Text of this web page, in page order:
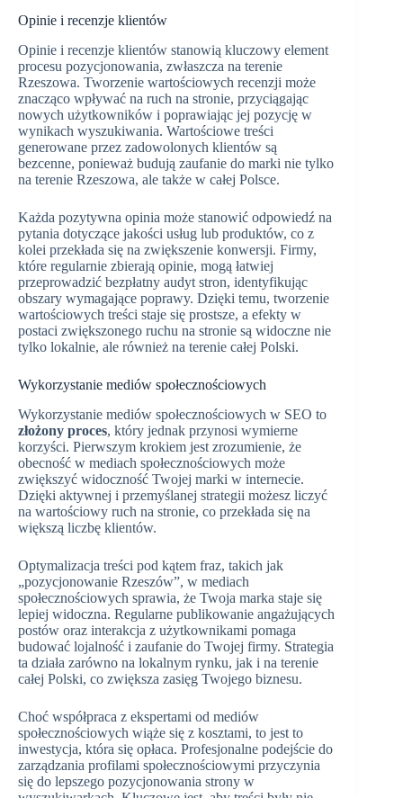
Opinie i recenzje klientów
Opinie i recenzje klientów stanowią kluczowy element
procesu pozycjonowania, zwłaszcza na terenie
Rzeszowa. Tworzenie wartościowych recenzji może
znacząco wpływać na ruch na stronie, przyciągając
nowych użytkowników i poprawiając jej pozycję w
wynikach wyszukiwania. Wartościowe treści
generowane przez zadowolonych klientów są
bezcenne, ponieważ budują zaufanie do marki nie tylko
na terenie Rzeszowa, ale także w całej Polsce.
Każda pozytywna opinia może stanowić odpowiedź na
pytania dotyczące jakości usług lub produktów, co z
kolei przekłada się na zwiększenie konwersji. Firmy,
które regularnie zbierają opinie, mogą łatwiej
przeprowadzić bezpłatny audyt stron, identyfikując
obszary wymagające poprawy. Dzięki temu, tworzenie
wartościowych treści staje się prostsze, a efekty w
postaci zwiększonego ruchu na stronie są widoczne nie
tylko lokalnie, ale również na terenie całej Polski.
Wykorzystanie mediów społecznościowych
Wykorzystanie mediów społecznościowych w SEO to
złożony proces, który jednak przynosi wymierne
korzyści. Pierwszym krokiem jest zrozumienie, że
obecność w mediach społecznościowych może
zwiększyć widoczność Twojej marki w internecie.
Dzięki aktywnej i przemyślanej strategii możesz liczyć
na wartościowy ruch na stronie, co przekłada się na
większą liczbę klientów.
Optymalizacja treści pod kątem fraz, takich jak
„pozycjonowanie Rzeszów”, w mediach
społecznościowych sprawia, że Twoja marka staje się
lepiej widoczna. Regularne publikowanie angażujących
postów oraz interakcja z użytkownikami pomaga
budować lojalność i zaufanie do Twojej firmy. Strategia
ta działa zarówno na lokalnym rynku, jak i na terenie
całej Polski, co zwiększa zasięg Twojego biznesu.
Choć współpraca z ekspertami od mediów
społecznościowych wiąże się z kosztami, to jest to
inwestycja, która się opłaca. Profesjonalne podejście do
zarządzania profilami społecznościowymi przyczynia
się do lepszego pozycjonowania strony w